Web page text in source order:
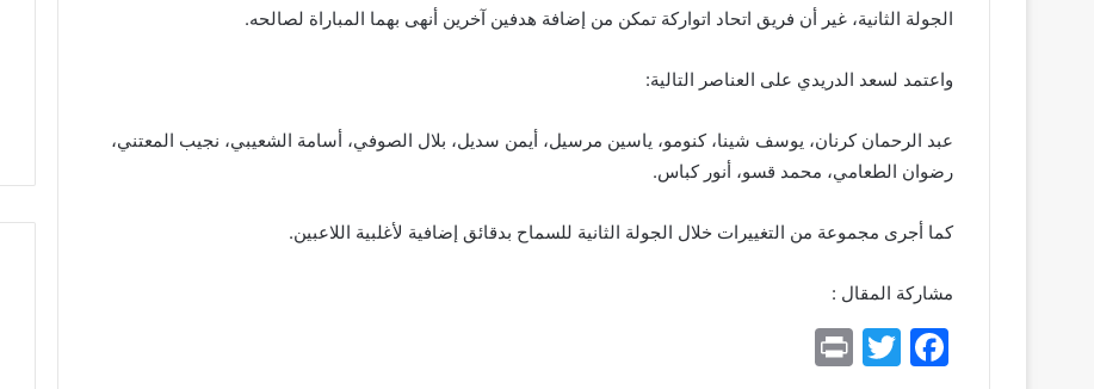
الجولة الثانية، غير أن فريق اتحاد اتواركة تمكن من إضافة هدفين آخرين أنهى بهما المباراة لصالحه.
واعتمد لسعد الدريدي على العناصر التالية:
عبد الرحمان كرنان، يوسف شينا، كنومو، ياسين مرسيل، أيمن سديل، بلال الصوفي، أسامة الشعيبي، نجيب المعتني،
رضوان الطعامي، محمد قسو، أنور كباس.
كما أجرى مجموعة من التغييرات خلال الجولة الثانية للسماح بدقائق إضافية لأغلبية اللاعبين.
مشاركة المقال :
F
T